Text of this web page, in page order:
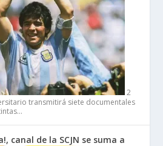
2
transmitirá siete documentales
canal de la SCJN se suma a